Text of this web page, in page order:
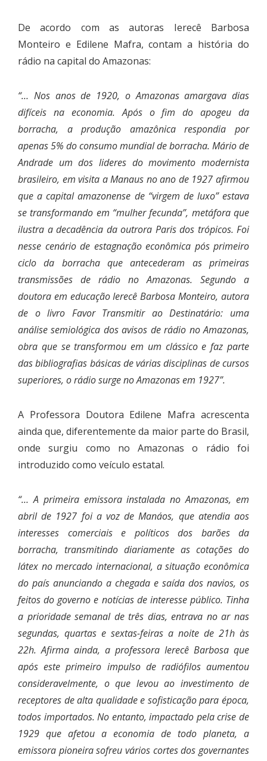
De acordo com as autoras Ierecê Barbosa
Monteiro e Edilene Mafra, contam a história do
rádio na capital do Amazonas:
“… Nos anos de 1920, o Amazonas amargava dias
difíceis na economia. Após o fim do apogeu da
borracha, a produção amazônica respondia por
apenas 5% do consumo mundial de borracha. Mário de
Andrade um dos lideres do movimento modernista
brasileiro, em visita a Manaus no ano de 1927 afirmou
que a capital amazonense de “virgem de luxo” estava
se transformando em “mulher fecunda”, metáfora que
ilustra a decadência da outrora Paris dos trópicos. Foi
nesse cenário de estagnação econômica pós primeiro
ciclo da borracha que antecederam as primeiras
transmissões de rádio no Amazonas. Segundo a
doutora em educação Ierecê Barbosa Monteiro, autora
de o livro Favor Transmitir ao Destinatário: uma
análise semiológica dos avisos de rádio no Amazonas,
obra que se transformou em um clássico e faz parte
das bibliografias básicas de várias disciplinas de cursos
superiores, o rádio surge no Amazonas em 1927”.
A Professora Doutora Edilene Mafra acrescenta
ainda que, diferentemente da maior parte do Brasil,
onde surgiu como no Amazonas o rádio foi
introduzido como veículo estatal.
“… A primeira emissora instalada no Amazonas, em
abril de 1927 foi a voz de Manáos, que atendia aos
interesses comerciais e políticos dos barões da
borracha, transmitindo diariamente as cotações do
látex no mercado internacional, a situação econômica
do país anunciando a chegada e saída dos navios, os
feitos do governo e notícias de interesse público. Tinha
a prioridade semanal de três dias, entrava no ar nas
segundas, quartas e sextas-feiras a noite de 21h às
22h. Afirma ainda, a professora Ierecê Barbosa que
após este primeiro impulso de radiófilos aumentou
consideravelmente, o que levou ao investimento de
receptores de alta qualidade e sofisticação para época,
todos importados. No entanto, impactado pela crise de
1929 que afetou a economia de todo planeta, a
emissora pioneira sofreu vários cortes dos governantes